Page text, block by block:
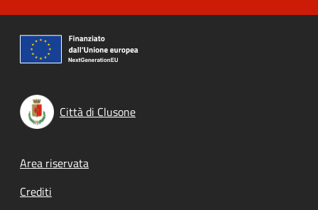
Città di Clusone
Footer menu
Area riservata
Crediti